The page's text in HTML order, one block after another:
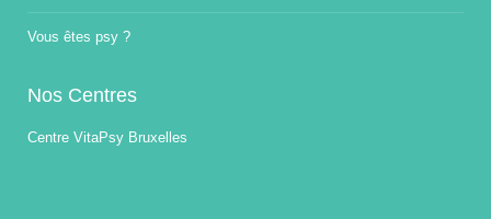
Vous êtes psy ?
Nos Centres
Centre VitaPsy Bruxelles